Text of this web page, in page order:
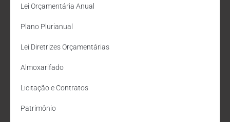
Lei Orçamentária Anual
Plano Plurianual
Lei Diretrizes Orçamentárias
Almoxarifado
Licitação e Contratos
Patrimônio